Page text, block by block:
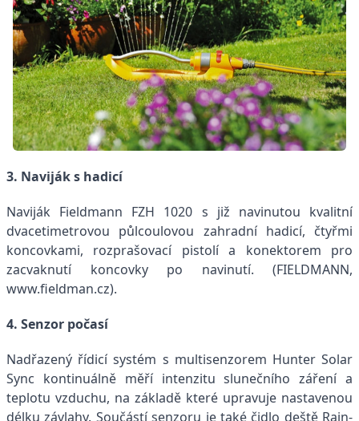
3. Naviják s hadicí
Naviják Fieldmann FZH 1020 s již navinutou kvalitní
dvacetimetrovou půlcoulovou zahradní hadicí, čtyřmi
koncovkami, rozprašovací pistolí a konektorem pro
zacvaknutí koncovky po navinutí. (FIELDMANN,
www.fieldman.cz).
4. Senzor počasí
Nadřazený řídicí systém s multisenzorem Hunter Solar
Sync kontinuálně měří intenzitu slunečního záření a
teplotu vzduchu, na základě které upravuje nastavenou
délku závlahy. Součástí senzoru je také čidlo deště Rain-